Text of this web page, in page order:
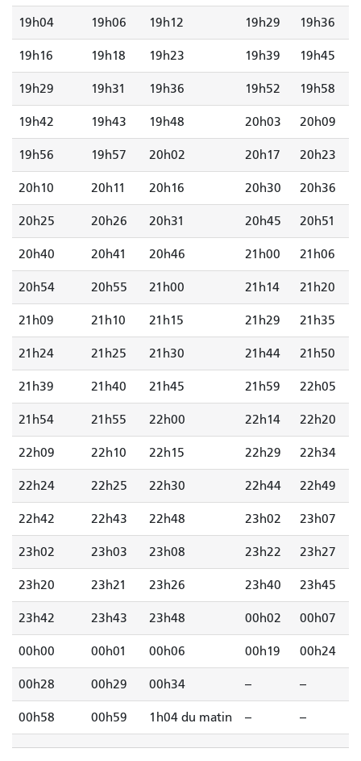
19h04 19h06 19h12 19h29 19h36
19h16 19h18 19h23 19h39 19h45
19h29 19h31 19h36 19h52 19h58
19h42 19h43 19h48 20h03 20h09
19h56 19h57 20h02 20h17 20h23
20h10 20h11 20h16 20h30 20h36
20h25 20h26 20h31 20h45 20h51
20h40 20h41 20h46 21h00 21h06
20h54 20h55 21h00 21h14 21h20
21h09 21h10 21h15 21h29 21h35
21h24 21h25 21h30 21h44 21h50
21h39 21h40 21h45 21h59 22h05
21h54 21h55 22h00 22h14 22h20
22h09 22h10 22h15 22h29 22h34
22h24 22h25 22h30 22h44 22h49
22h42 22h43 22h48 23h02 23h07
23h02 23h03 23h08 23h22 23h27
23h20 23h21 23h26 23h40 23h45
23h42 23h43 23h48 00h02 00h07
00h00 00h01 00h06 00h19 00h24
00h28 00h29 00h34 -- --
00h58 00h59 1h04 du matin -- --